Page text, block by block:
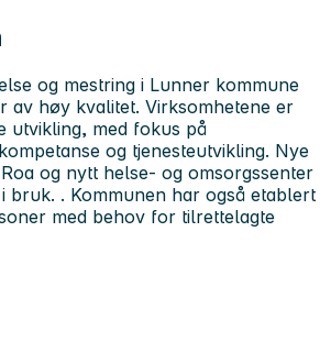
og mestring i Lunner kommune
av høy kvalitet. Virksomhetene er
utvikling, med fokus på
og tjenesteutvikling. Nye
og nytt helse- og omsorgssenter
bruk. . Kommunen har også etablert
med behov for tilrettelagte